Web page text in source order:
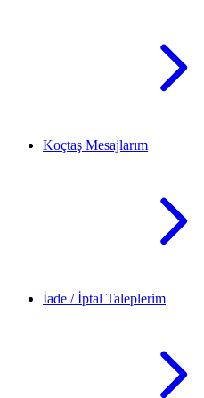
Koçtaş Mesajlarım
İade / İptal Taleplerim